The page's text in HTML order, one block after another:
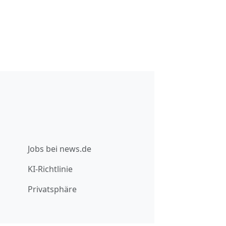
Jobs bei news.de
KI-Richtlinie
Privatsphäre